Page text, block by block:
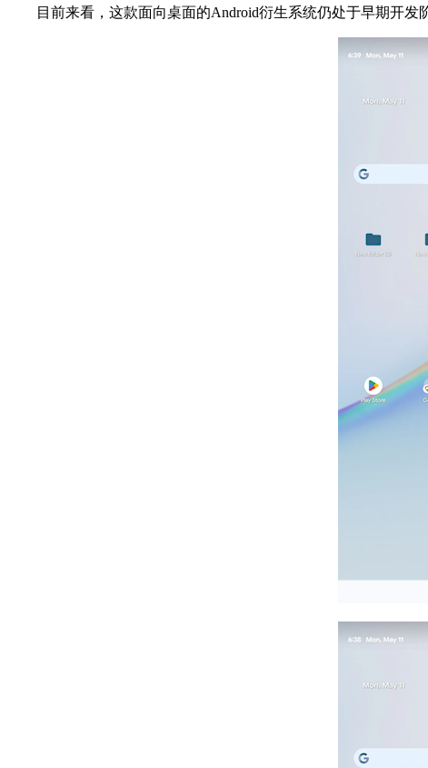
目前来看，这款面向桌面的Android衍生系统仍处于早期开发